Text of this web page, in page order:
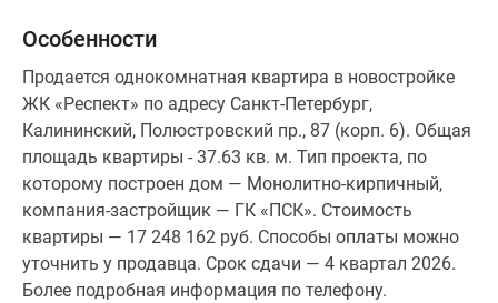
Особенности
Продается однокомнатная квартира в новостройке
ЖК «Респект» по адресу Санкт-Петербург,
Калининский, Полюстровский пр., 87 (корп. 6). Общая
площадь квартиры - 37.63 кв. м. Тип проекта, по
которому построен дом — Монолитно-кирпичный,
компания-застройщик — ГК «ПСК». Стоимость
квартиры — 17 248 162 руб. Способы оплаты можно
уточнить у продавца. Срок сдачи — 4 квартал 2026.
Более подробная информация по телефону.